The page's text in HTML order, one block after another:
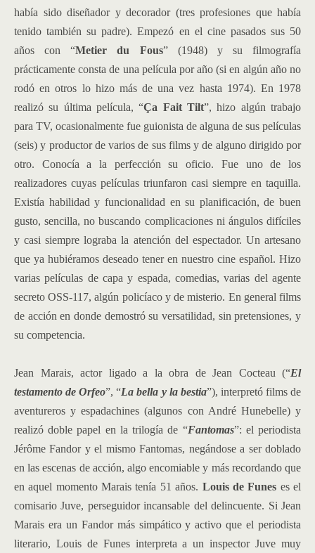
había sido diseñador y decorador (tres profesiones que había
tenido también su padre). Empezó en el cine pasados sus 50
años con “Metier du Fous” (1948) y su filmografía
prácticamente consta de una película por año (si en algún año no
rodó en otros lo hizo más de una vez hasta 1974). En 1978
realizó su última película, “Ça Fait Tilt”, hizo algún trabajo
para TV, ocasionalmente fue guionista de alguna de sus películas
(seis) y productor de varios de sus films y de alguno dirigido por
otro. Conocía a la perfección su oficio. Fue uno de los
realizadores cuyas películas triunfaron casi siempre en taquilla.
Existía habilidad y funcionalidad en su planificación, de buen
gusto, sencilla, no buscando complicaciones ni ángulos difíciles
y casi siempre lograba la atención del espectador. Un artesano
que ya hubiéramos deseado tener en nuestro cine español. Hizo
varias películas de capa y espada, comedias, varias del agente
secreto OSS-117, algún policíaco y de misterio. En general films
de acción en donde demostró su versatilidad, sin pretensiones, y
su competencia.
Jean Marais, actor ligado a la obra de Jean Cocteau (“El
testamento de Orfeo”, “La bella y la bestia”), interpretó films de
aventureros y espadachines (algunos con André Hunebelle) y
realizó doble papel en la trilogía de “Fantomas”: el periodista
Jérôme Fandor y el mismo Fantomas, negándose a ser doblado
en las escenas de acción, algo encomiable y más recordando que
en aquel momento Marais tenía 51 años. Louis de Funes es el
comisario Juve, perseguidor incansable del delincuente. Si Jean
Marais era un Fandor más simpático y activo que el periodista
literario, Louis de Funes interpreta a un inspector Juve muy